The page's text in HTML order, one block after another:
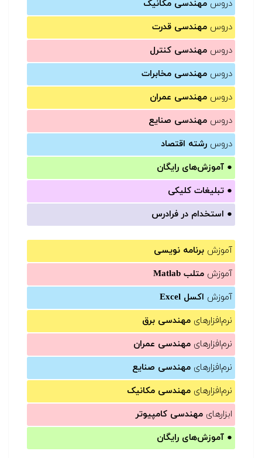
دروس مهندسی مکانیک
دروس مهندسی قدرت
دروس مهندسی کنترل
دروس مهندسی مخابرات
دروس مهندسی عمران
دروس مهندسی صنایع
دروس رشته اقتصاد
● آموزش‌های رایگان
● تبلیغات کلیکی
● استخدام در فرادرس
آموزش برنامه نویسی
آموزش متلب Matlab
آموزش اکسل Excel
نرم‌افزارهای مهندسی برق
نرم‌افزارهای مهندسی عمران
نرم‌افزارهای مهندسی صنایع
نرم‌افزارهای مهندسی مکانیک
ابزارهای مهندسی کامپیوتر
● آموزش‌های رایگان